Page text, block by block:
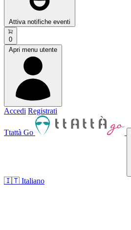
Attiva notifiche eventi
0
Apri menu utente
Accedi Registrati
Ttattà Go
🇮🇹 Italiano